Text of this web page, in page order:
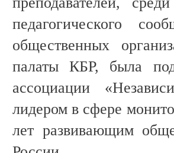
педагогического
общественных
палаты КБР, была
ассоциации
лидером в сфере
лет развивающим